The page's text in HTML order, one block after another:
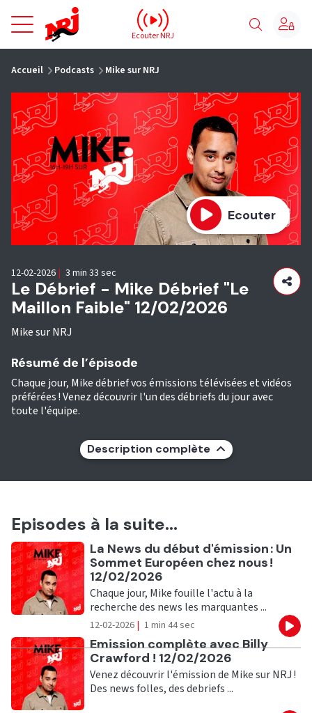
NRJ - Accueil
Ecouter NRJ
Accueil Podcasts Mike sur NRJ
Ecouter
Le Débrief - Mike Débrief "Le
Maillon Faible" 12/02/2026
Mike sur NRJ
12-02-2026 | 3 min 33 sec
Résumé de l’épisode
Chaque jour, Mike débrief vos émissions télévisées et vidéos
préférées ! Venez découvrir l'un des débriefs du jour avec
toute l'équipe.
Description complète
Episodes à la suite...
Ecouter
La News du début d'émission : Un
Sommet Européen chez nous !
12/02/2026
Chaque jour, Mike fouille l'actu à la
recherche des news les marquantes ...
12-02-2026 | 1 min 44 sec
Ecouter
Emission complète avec Billy
Crawford ! 12/02/2026
Venez découvrir l'émission de Mike sur NRJ !
Des news folles, des debriefs ...